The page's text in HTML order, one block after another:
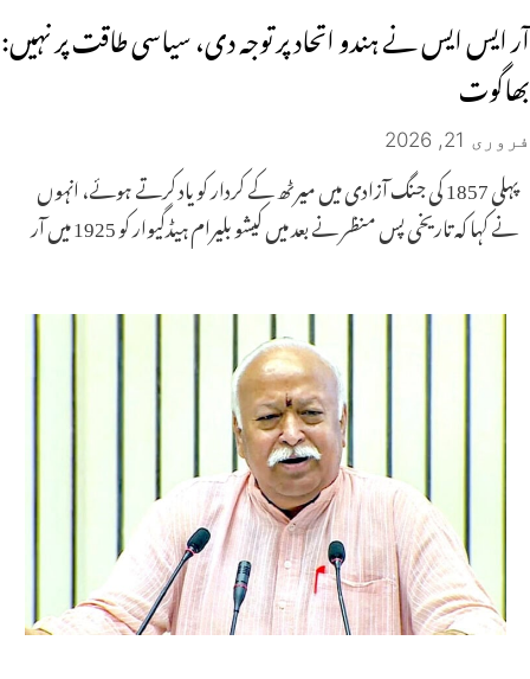
آر ایس ایس نے ہندو اتحاد پر توجہ دی، سیاسی طاقت پر نہیں:
بھاگوت
فروری 21, 2026
پہلی 1857 کی جنگ آزادی میں میرٹھ کے کردار کو یاد کرتے ہوئے، انہوں
نے کہا کہ تاریخی پس منظر نے بعد میں کیشو بلیرام ہیڈگیوار کو 1925 میں آر